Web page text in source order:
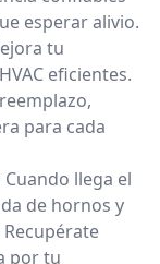
esperar alivio.
tu
eficientes.
para cada
Cuando llega el
de hornos y
por tu